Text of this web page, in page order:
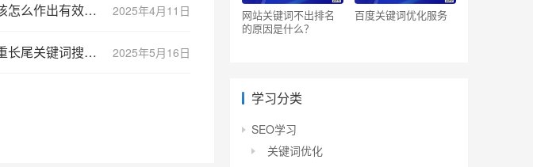
2025年4月11日
企业网站被攻击时该怎么作出有效的策略？
2025年5月16日
网站建设中如何注重长尾关键词搜索功能？
网站关键词不出排名
的原因是什么？
百度关键词优化服务
学习分类
SEO学习
关键词优化